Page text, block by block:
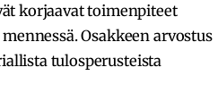
korjaavat toimenpiteet
Osakkeen arvostus
tulosperusteista